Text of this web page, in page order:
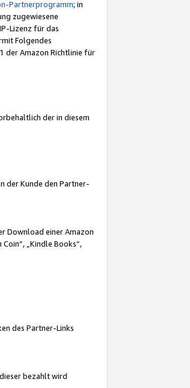
Partnerprogramm; in
zugewiesene
Lizenz für das
Folgendes
der Amazon Richtlinie für
der in diesem
der Kunde den Partner-
Download einer Amazon
„Kindle Books“,
des Partner-Links
bezahlt wird